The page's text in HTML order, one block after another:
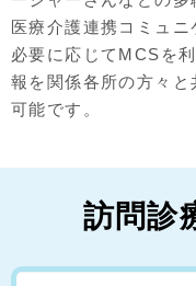
医療介護連携コミュニ
必要に応じてMCSを
報を関係各所の方々
可能です。
訪問診